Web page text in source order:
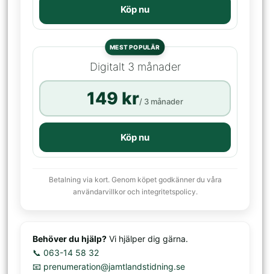
Köp nu
MEST POPULÄR
Digitalt 3 månader
149 kr/ 3 månader
Köp nu
Betalning via kort. Genom köpet godkänner du våra
användarvillkor och integritetspolicy.
Behöver du hjälp? Vi hjälper dig gärna.
📞 063-14 58 32
📧 prenumeration@jamtlandstidning.se